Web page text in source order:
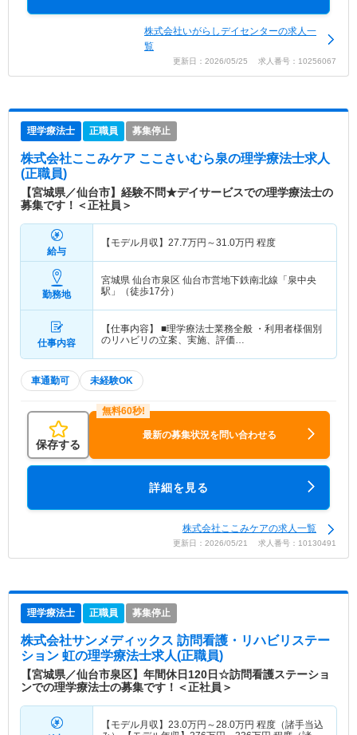
株式会社いがらしデイセンターの求人一
覧
更新日：2026/05/25 求人番号：10256067
理学療法士 正職員 募集停止
株式会社ここみケア ここさいむら泉の理学療法士求人
(正職員)
【宮城県／仙台市】経験不問★デイサービスでの理学療法士の
募集です！＜正社員＞
給与
【モデル月収】 27.7万円～31.0万円 程度
勤務地
宮城県 仙台市泉区 仙台市営地下鉄南北線「泉中央
駅」（徒歩17分）
仕事内容
【仕事内容】 ■理学療法士業務全般 ・利用者様個別
のリハビリの立案、実施、評価…
車通勤可 未経験OK
保存する
最新の募集状況を問い合わせる
詳細を見る
株式会社ここみケアの求人一覧
更新日：2026/05/21 求人番号：10130491
理学療法士 正職員 募集停止
株式会社サンメディックス 訪問看護・リハビリステー
ション 虹の理学療法士求人(正職員)
【宮城県／仙台市泉区】年間休日120日☆訪問看護ステーショ
ンでの理学療法士の募集です！＜正社員＞
【モデル月収】 23.0万円～28.0万円 程度（諸手当込